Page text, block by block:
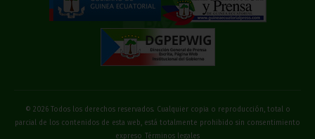
© 2026 Todos los derechos reservados. Cualquier copia o reproducción, total o
parcial de los contenidos de esta web, está totalmente prohibido sin consentimiento
expreso Términos legales